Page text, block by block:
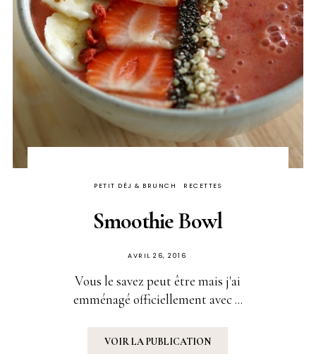
PETIT DÉJ & BRUNCH RECETTES
Smoothie Bowl
PUBLIÉ
AVRIL 26, 2016
Vous le savez peut être mais j'ai
emménagé officiellement avec ...
VOIR LA PUBLICATION